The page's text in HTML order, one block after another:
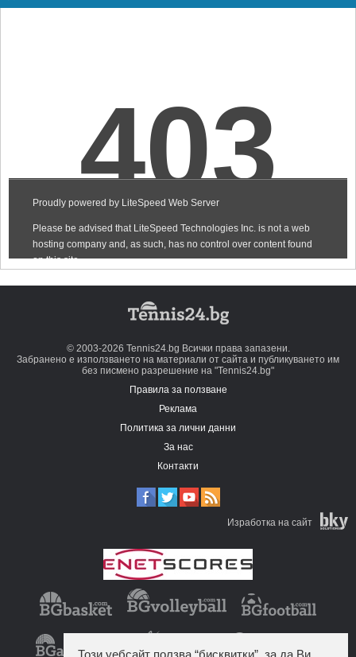
© 2003-2026 Tennis24.bg Всички права запазени.
Забранено е използването на материали от сайта и публикуването им
без писмено разрешение на "Tennis24.bg"
Правила за ползване
Реклама
Политика за лични данни
За нас
Контакти
Изработка на сайт
Този уебсайт ползва “бисквитки”, за да Ви